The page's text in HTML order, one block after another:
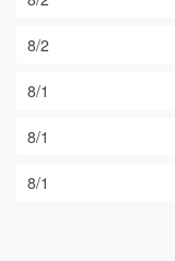
8/2
8/1
8/1
8/1